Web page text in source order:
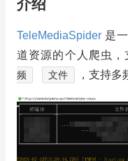
介绍
TeleMediaSpider 是
道资源的个人爬虫，
频
文件 ，支持多